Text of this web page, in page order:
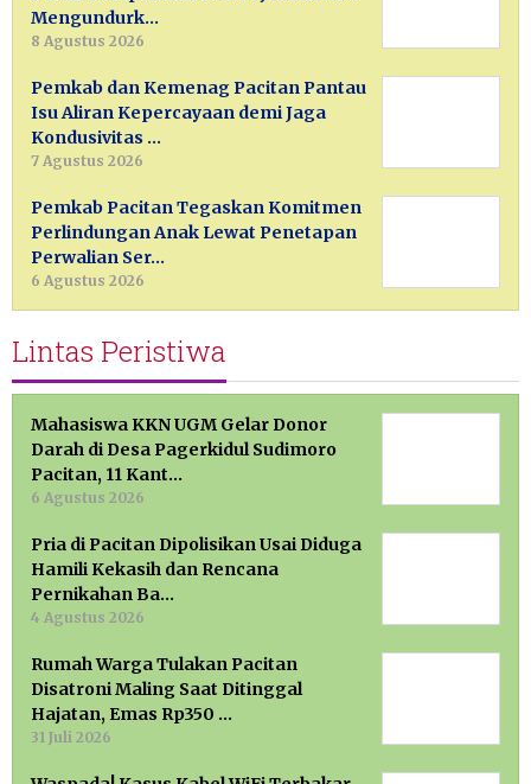
Mengundurk…
8 Agustus 2026
Pemkab dan Kemenag Pacitan Pantau
Isu Aliran Kepercayaan demi Jaga
Kondusivitas …
7 Agustus 2026
Pemkab Pacitan Tegaskan Komitmen
Perlindungan Anak Lewat Penetapan
Perwalian Ser…
6 Agustus 2026
Lintas Peristiwa
Mahasiswa KKN UGM Gelar Donor
Darah di Desa Pagerkidul Sudimoro
Pacitan, 11 Kant…
6 Agustus 2026
Pria di Pacitan Dipolisikan Usai Diduga
Hamili Kekasih dan Rencana
Pernikahan Ba…
4 Agustus 2026
Rumah Warga Tulakan Pacitan
Disatroni Maling Saat Ditinggal
Hajatan, Emas Rp350 …
31 Juli 2026